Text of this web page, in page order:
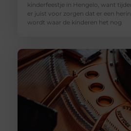
kinderfeestje in Hengelo, want
er juist voor zorgen dat er een
wordt waar de kinderen het nog